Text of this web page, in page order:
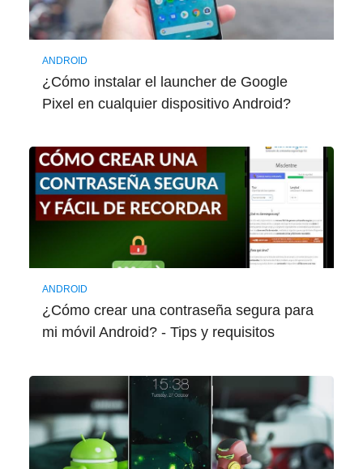
ANDROID
¿Cómo instalar el launcher de Google
Pixel en cualquier dispositivo Android?
ANDROID
¿Cómo crear una contraseña segura para
mi móvil Android? - Tips y requisitos